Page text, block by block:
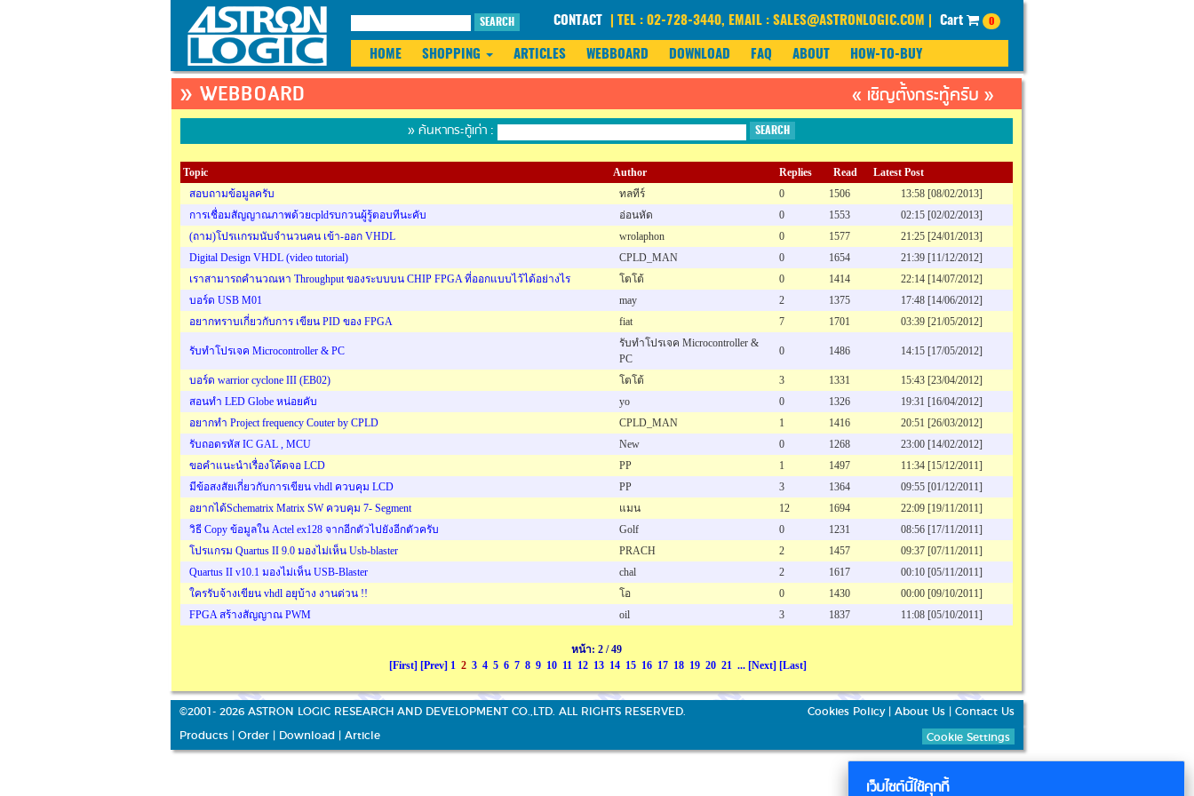
CONTACT | TEL : 02-728-3440, EMAIL : SALES@ASTRONLOGIC.COM | Cart 0
SEARCH
HOME SHOPPING ARTICLES WEBBOARD DOWNLOAD FAQ ABOUT HOW-TO-BUY
» WEBBOARD « เชิญตั้งกระทู้ครับ »
» ค้นหากระทู้เก่า : SEARCH
Topic Author Replies Read
Latest Post
สอบถามข้อมูลครับ
ทลทีร์ 0 1506
13:58 [08/02/2013]
การเชื่อมสัญญาณภาพด้วยcpldรบกวนผู้รู้ตอบทีนะคับ
อ่อนหัด 0 1553
02:15 [02/02/2013]
(ถาม)โปรเเกรมนับจำนวนคน เข้า-ออก VHDL
wrolaphon 0 1577
21:25 [24/01/2013]
Digital Design VHDL (video tutorial)
CPLD_MAN 0 1654
21:39 [11/12/2012]
เราสามารถคำนวณหา Throughput ของระบบบน CHIP FPGA ที่ออกแบบไว้ได้อย่างไร
โตโต้ 0 1414
22:14 [14/07/2012]
บอร์ด USB M01
may 2 1375
17:48 [14/06/2012]
อยากทราบเกี่ยวกับการ เขียน PID ของ FPGA
fiat 7 1701 03:39 [21/05/2012]
รับทำโปรเจค Microcontroller & PC
รับทำโปรเจค Microcontroller &
PC
0 1486 14:15 [17/05/2012]
บอร์ด warrior cyclone III (EB02) โตโต้ 3 1331
15:43 [23/04/2012]
สอนทำ LED Globe หน่อยคับ
yo 0 1326
19:31 [16/04/2012]
อยากทำ Project frequency Couter by CPLD
CPLD_MAN 1 1416
20:51 [26/03/2012]
รับถอดรหัส IC GAL , MCU
New 0 1268
23:00 [14/02/2012]
ขอคำแนะนำเรื่องโค้ดจอ LCD
PP 1 1497
11:34 [15/12/2011]
มีข้อสงสัยเกี่ยวกับการเขียน vhdl ควบคุม LCD
PP 3 1364
09:55 [01/12/2011]
อยากได้Schematrix Matrix SW ควบคุม 7- Segment
แมน 12 1694
22:09 [19/11/2011]
วิธี Copy ข้อมูลใน Actel ex128 จากอีกตัวไปยังอีกตัวครับ
Golf 0 1231
08:56 [17/11/2011]
โปรแกรม Quartus II 9.0 มองไม่เห็น Usb-blaster
PRACH 2 1457
09:37 [07/11/2011]
Quartus II v10.1 มองไม่เห็น USB-Blaster
chal 2 1617
00:10 [05/11/2011]
ใครรับจ้างเขียน vhdl อยุบ้าง งานด่วน !!
โอ 0 1430
00:00 [09/10/2011]
FPGA สร้างสัญญาณ PWM
oil 3 1837 11:08 [05/10/2011]
หน้า: 2 / 49
[First] [Prev] 1 2 3 4 5 6 7 8 9 10 11 12 13 14 15 16 17 18 19 20 21 ... [Next] [Last]
Cookies Policy| About Us Contact Us
©2001- 2026 ASTRON LOGIC RESEARCH AND DEVELOPMENT CO.,LTD. ALL RIGHTS RESERVED.
Cookie Settings
Products Order Download Article
เว็บไซต์นี้ใช้คุกกี้